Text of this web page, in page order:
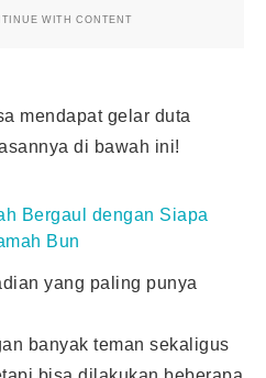
WITH CONTENT
mendapat gelar duta
di bawah ini!
Bergaul dengan Siapa
Bun
yang paling punya
banyak teman sekaligus